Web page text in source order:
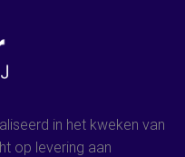
in het kweken van
op levering aan